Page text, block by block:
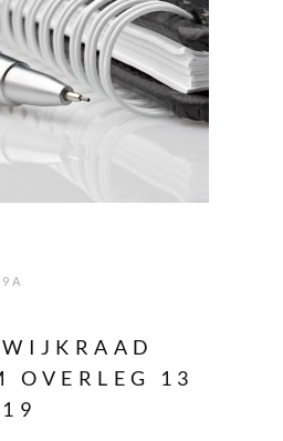
OVERLEG 13